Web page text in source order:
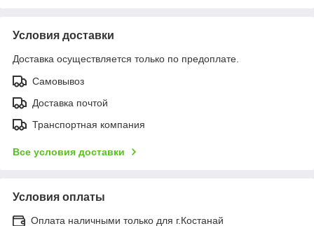
Условия доставки
Доставка осуществляется только по предоплате.
Самовывоз
Доставка почтой
Транспортная компания
Все условия доставки
Условия оплаты
Оплата наличными только для г.Костанай